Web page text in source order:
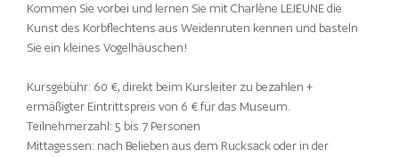
Kommen Sie vorbei und lernen Sie mit Charlène LEJEUNE die
Kunst des Korbflechtens aus Weidenruten kennen und basteln
Sie ein kleines Vogelhäuschen!
Kursgebühr: 60 €, direkt beim Kursleiter zu bezahlen +
ermäßigter Eintrittspreis von 6 € für das Museum.
Teilnehmerzahl: 5 bis 7 Personen
Mittagessen: nach Belieben aus dem Rucksack oder in der